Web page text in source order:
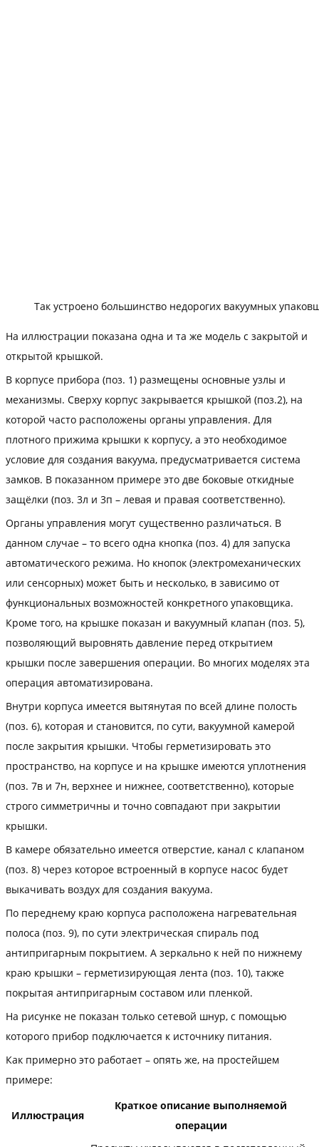
Так устроено большинство недорогих вакуумных
На иллюстрации показана одна и та же модель с закрытой и
открытой крышкой.
В корпусе прибора (поз. 1) размещены основные узлы и
механизмы. Сверху корпус закрывается крышкой (поз.2), на
которой часто расположены органы управления. Для
плотного прижима крышки к корпусу, а это необходимое
условие для создания вакуума, предусматривается система
замков. В показанном примере это две боковые откидные
защёлки (поз. 3л и 3п – левая и правая соответственно).
Органы управления могут существенно различаться. В
данном случае – то всего одна кнопка (поз. 4) для запуска
автоматического режима. Но кнопок (электромеханических
или сенсорных) может быть и несколько, в зависимо от
функциональных возможностей конкретного упаковщика.
Кроме того, на крышке показан и вакуумный клапан (поз. 5),
позволяющий выровнять давление перед открытием
крышки после завершения операции. Во многих моделях эта
операция автоматизирована.
Внутри корпуса имеется вытянутая по всей длине полость
(поз. 6), которая и становится, по сути, вакуумной камерой
после закрытия крышки. Чтобы герметизировать это
пространство, на корпусе и на крышке имеются уплотнения
(поз. 7в и 7н, верхнее и нижнее, соответственно), которые
строго симметричны и точно совпадают при закрытии
крышки.
В камере обязательно имеется отверстие, канал с клапаном
(поз. 8) через которое встроенный в корпусе насос будет
выкачивать воздух для создания вакуума.
По переднему краю корпуса расположена нагревательная
полоса (поз. 9), по сути электрическая спираль под
антипригарным покрытием. А зеркально к ней по нижнему
краю крышки – герметизирующая лента (поз. 10), также
покрытая антипригарным составом или пленкой.
На рисунке не показан только сетевой шнур, с помощью
которого прибор подключается к источнику питания.
Как примерно это работает – опять же, на простейшем
примере:
Иллюстрация
Краткое описание выполняемой
операции